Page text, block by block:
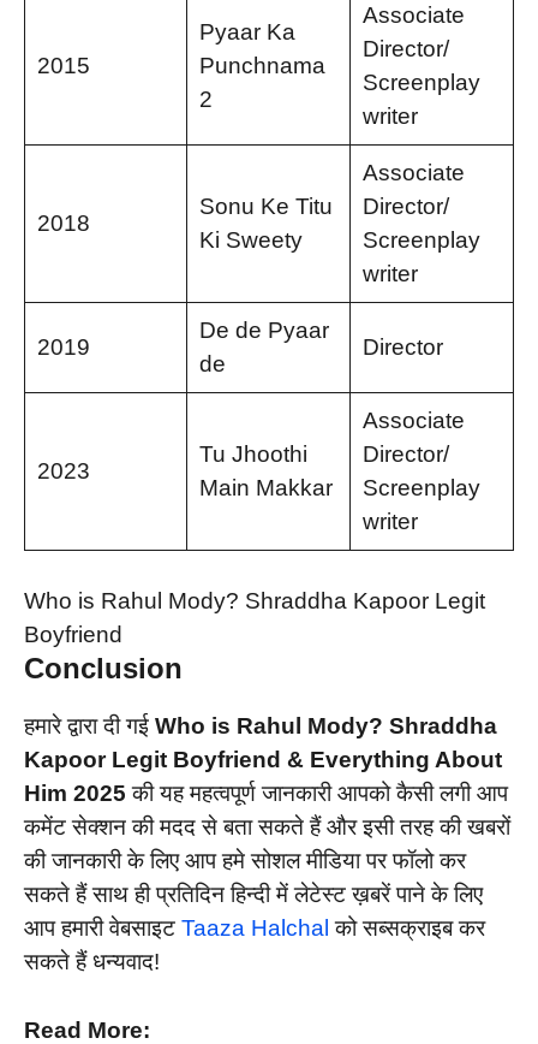
2015
Pyaar Ka
Punchnama
2
Associate
Director/
Screenplay
writer
2018
Sonu Ke Titu
Ki Sweety
Associate
Director/
Screenplay
writer
2019
De de Pyaar
de
Director
2023
Tu Jhoothi
Main Makkar
Associate
Director/
Screenplay
writer
Who is Rahul Mody? Shraddha Kapoor Legit
Boyfriend
Conclusion
हमारे द्वारा दी गई Who is Rahul Mody? Shraddha
Kapoor Legit Boyfriend & Everything About
Him 2025 की यह महत्वपूर्ण जानकारी आपको कैसी लगी आप
कमेंट सेक्शन की मदद से बता सकते हैं और इसी तरह की खबरों
की जानकारी के लिए आप हमे सोशल मीडिया पर फॉलो कर
सकते हैं साथ ही प्रतिदिन हिन्दी में लेटेस्ट ख़बरें पाने के लिए
आप हमारी वेबसाइट Taaza Halchal को सब्सक्राइब कर
सकते हैं धन्यवाद!
Read More: